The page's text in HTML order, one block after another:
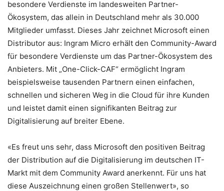
besondere Verdienste im landesweiten Partner-
Ökosystem, das allein in Deutschland mehr als 30.000
Mitglieder umfasst. Dieses Jahr zeichnet Microsoft einen
Distributor aus: Ingram Micro erhält den Community-Award
für besondere Verdienste um das Partner-Ökosystem des
Anbieters. Mit „One-Click-CAF“ ermöglicht Ingram
beispielsweise tausenden Partnern einen einfachen,
schnellen und sicheren Weg in die Cloud für ihre Kunden
und leistet damit einen signifikanten Beitrag zur
Digitalisierung auf breiter Ebene.
«Es freut uns sehr, dass Microsoft den positiven Beitrag
der Distribution auf die Digitalisierung im deutschen IT-
Markt mit dem Community Award anerkennt. Für uns hat
diese Auszeichnung einen großen Stellenwert», so